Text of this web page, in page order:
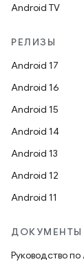
Android TV
РЕЛИЗЫ
Android 17
Android 16
Android 15
Android 14
Android 13
Android 12
Android 11
Руководство